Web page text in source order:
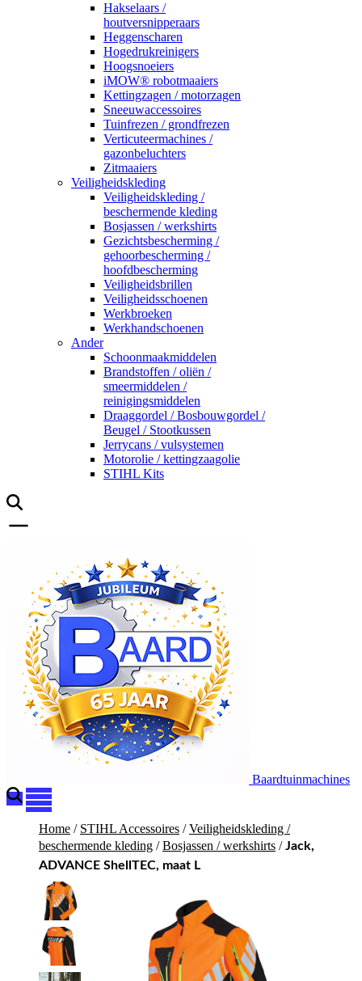
Hakselaars /
houtversnipperaars
Heggenscharen
Hogedrukreinigers
Hoogsnoeiers
iMOW® robotmaaiers
Kettingzagen / motorzagen
Sneeuwaccessoires
Tuinfrezen / grondfrezen
Verticuteermachines /
gazonbeluchters
Zitmaaiers
Veiligheidskleding
Veiligheidskleding /
beschermende kleding
Bosjassen / werkshirts
Gezichtsbescherming /
gehoorbescherming /
hoofdbescherming
Veiligheidsbrillen
Veiligheidsschoenen
Werkbroeken
Werkhandschoenen
Ander
Schoonmaakmiddelen
Brandstoffen / oliën /
smeermiddelen /
reinigingsmiddelen
Draaggordel / Bosbouwgordel /
Beugel / Stootkussen
Jerrycans / vulsystemen
Motorolie / kettingzaagolie
STIHL Kits
Baardtuinmachines
Home / STIHL Accessoires /Veiligheidskleding /
beschermende kleding /Bosjassen / werkshirts /Jack,
ADVANCE ShellTEC, maat L